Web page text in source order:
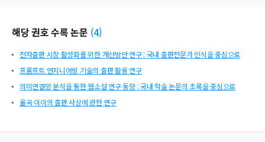
전자책 구독서비스가 이용자만족과 행동의도에 미치
는 영향 /
박경은, 권두순, 박동철, 김재호 /
전자책 이용자의 기본심리욕
구가 지각된 유용성과 지각된 이용용이성을 통해 이용의도에 미치는
영향 /한국출판학연구 /48권 6호 /69-97 /
박은영 /2019 /전자책 독서 현황과 활성화 방안 연구 /
신혜원, 신동희 /2023 / 대학생의 전자책 구독 서비스 이용 실태 및
사용성 평가 /정보관리학회지 /
구 : 정보시스템 성공모델, VAM모델, 혁신저항성의 통합적 접근 /한
해당 권호 수록 논문 (4)
전자출판 시장 활성화를 위한 개선방안 연구 : 국내 출판전문가 인식을 중심으로
프롬프트 엔지니어링 기술의 출판 활용 연구
의미연결망 분석을 통한 웹소설 연구 동향 : 국내 학술 논문의 초록을 중심으로
율곡 이이의 출판 사상에 관한 연구